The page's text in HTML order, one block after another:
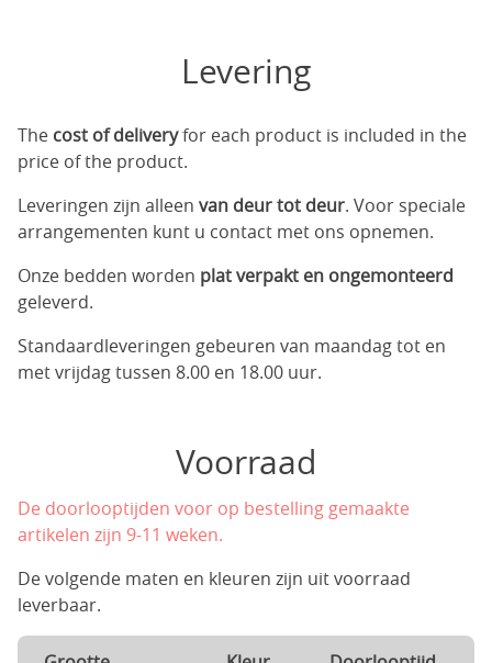
Levering
The cost of deliveryfor each product is included in the
price of the product.
Leveringen zijn alleen van deur tot deur. Voor speciale
arrangementen kunt u contact met ons opnemen.
Onze bedden worden plat verpakt en ongemonteerd
geleverd.
Standaardleveringen gebeuren van maandag tot en
met vrijdag tussen 8.00 en 18.00 uur.
Voorraad
De doorlooptijden voor op bestelling gemaakte
artikelen zijn 9-11 weken.
De volgende maten en kleuren zijn uit voorraad
leverbaar.